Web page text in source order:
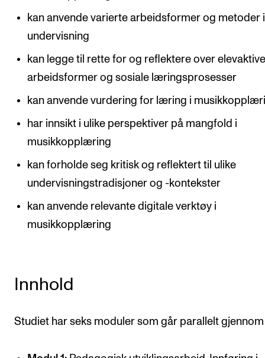
kan anvende varierte arbeidsformer og metoder
undervisning
kan legge til rette for og reflektere over
arbeidsformer og sosiale læringsprosesser
kan anvende vurdering for læring i
har innsikt i ulike perspektiver på mangfold i
musikkopplæring
kan forholde seg kritisk og reflektert til ulike
undervisningstradisjoner og -kontekster
kan anvende relevante digitale verktøy i
musikkopplæring
Innhold
Studiet har seks moduler som går parallelt